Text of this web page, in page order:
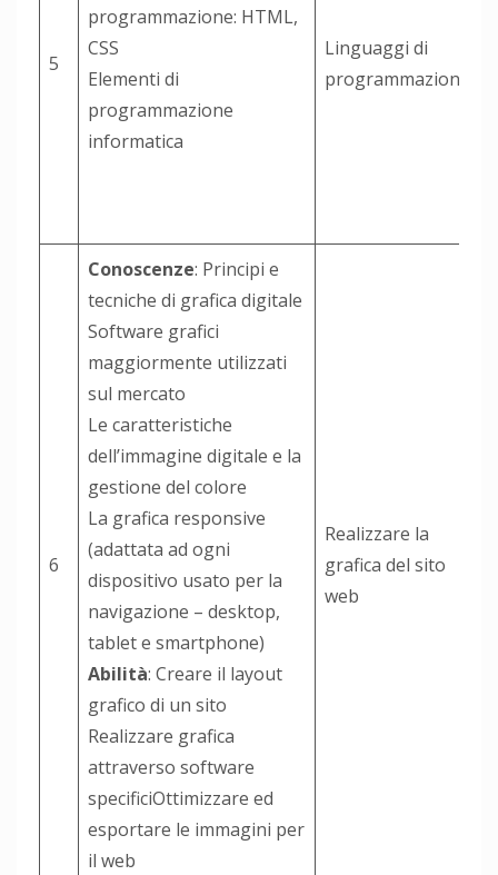
5
programmazione: HTML,
CSS
Elementi di
programmazione
informatica
Linguaggi di
programmazione
6
Conoscenze: Principi e
tecniche di grafica digitale
Software grafici
maggiormente utilizzati
sul mercato
Le caratteristiche
dell’immagine digitale e la
gestione del colore
La grafica responsive
(adattata ad ogni
dispositivo usato per la
navigazione – desktop,
tablet e smartphone)
Abilità: Creare il layout
grafico di un sito
Realizzare grafica
attraverso software
specificiOttimizzare ed
esportare le immagini per
il web
Realizzare la
grafica del sito
web